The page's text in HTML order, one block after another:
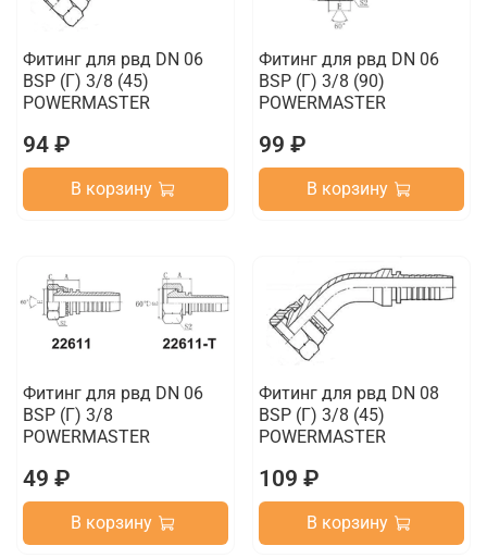
Фитинг для рвд DN 06
BSP (Г) 3/8 (45)
POWERMASTER
94 ₽
В корзину
Фитинг для рвд DN 06
BSP (Г) 3/8 (90)
POWERMASTER
99 ₽
В корзину
Фитинг для рвд DN 06
BSP (Г) 3/8
POWERMASTER
49 ₽
В корзину
Фитинг для рвд DN 08
BSP (Г) 3/8 (45)
POWERMASTER
109 ₽
В корзину